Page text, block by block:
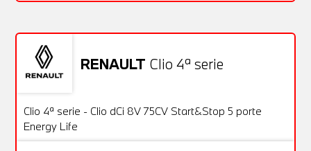
RENAULT Clio 4ª serie
OFFERTA
Usato
Clio 4ª serie - Clio dCi 8V 75CV Start&Stop 5 porte
Energy Life